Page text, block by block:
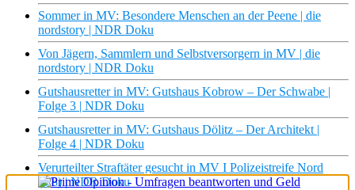
Sommer in MV: Besondere Menschen an der Peene | die
nordstory | NDR Doku
Von Jägern, Sammlern und Selbstversorgern in MV | die
nordstory | NDR Doku
Gutshausretter in MV: Gutshaus Kobrow – Der Schwabe |
Folge 3 | NDR Doku
Gutshausretter in MV: Gutshaus Dölitz – Der Architekt |
Folge 4 | NDR Doku
Verurteilter Straftäter gesucht in MV I Polizeistreife Nord
(8/8) | NDR Doku